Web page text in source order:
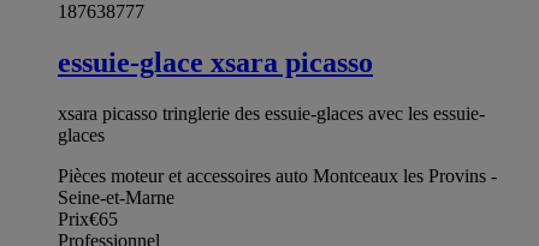
187638777
essuie-glace xsara picasso
xsara picasso tringlerie des essuie-glaces avec les essuie-
glaces
Pièces moteur et accessoires auto Montceaux les Provins -
Seine-et-Marne
Prix€65
Professionnel